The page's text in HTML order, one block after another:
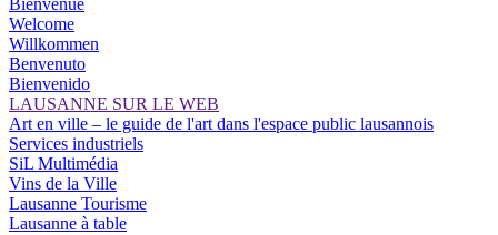
Bienvenue
Welcome
Willkommen
Benvenuto
Bienvenido
LAUSANNE SUR LE WEB
Art en ville – le guide de l'art dans l'espace public lausannois
Services industriels
SiL Multimédia
Vins de la Ville
Lausanne Tourisme
Lausanne à table